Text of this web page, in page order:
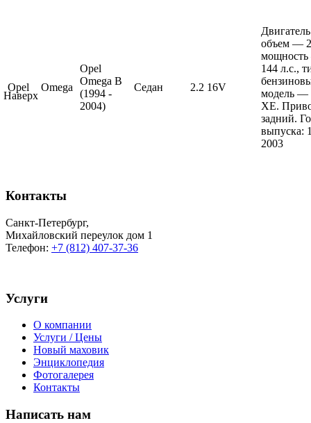
Opel Omega
Opel
Omega B
(1994 -
2004)
Седан 2.2 16V
объем —
144 л.с.,
модель —
XE.
задний.
выпуска:
2003
Контакты
Санкт-Петербург,
Михайловский переулок дом 1
Телефон: +7 (812) 407-37-36
Услуги
О компании
Услуги / Цены
Новый маховик
Энциклопедия
Фотогалерея
Контакты
Написать нам
Наверх